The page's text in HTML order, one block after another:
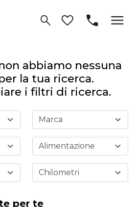
abbiamo nessuna
la tua ricerca.
i filtri di ricerca.
per te